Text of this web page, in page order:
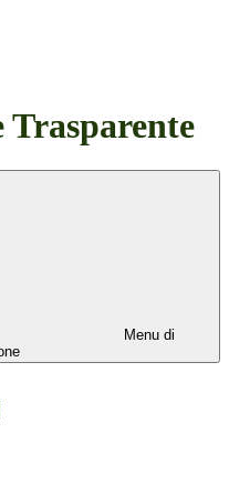
Menu di